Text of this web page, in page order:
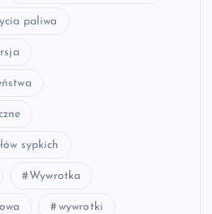
paliwa
sypkich
Wywrotka
wywrotki